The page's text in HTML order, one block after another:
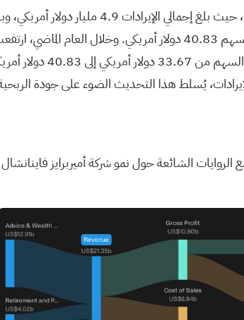
عام 2024 إلى 19.3 مليار
يُسلط هذا التحديث الضوء على جودة
الروايات الشائعة حول نمو شركة أميربرايز